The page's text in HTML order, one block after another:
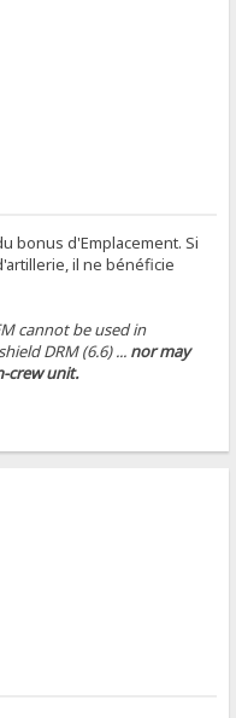
bonus d'Emplacement. Si
il ne bénéficie
cannot be used in
DRM (6.6) ... nor may
crew unit.